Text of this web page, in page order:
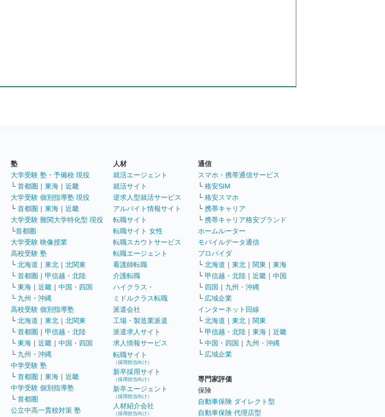
塾
大学受験 塾・予備校 現役
└ 首都圏 ｜ 東海 ｜ 近畿
大学受験 個別指導塾 現役
└ 首都圏 ｜ 東海 ｜ 近畿
大学受験 難関大学特化型 現役
└首都圏
大学受験 映像授業
高校受験 塾
└ 北海道 ｜ 東北 ｜ 北関東
└ 首都圏 ｜ 甲信越・北陸
└ 東海 ｜ 近畿 ｜ 中国・四国
└ 九州・沖縄
高校受験 個別指導塾
└ 北海道 ｜ 東北 ｜ 北関東
└ 首都圏 ｜ 甲信越・北陸
└ 東海 ｜ 近畿 ｜ 中国・四国
└ 九州・沖縄
中学受験 塾
└ 首都圏 ｜ 東海 ｜ 近畿
中学受験 個別指導塾
└ 首都圏
公立中高一貫校対策 塾
人材
就活エージェント
就活サイト
逆求人型就活サービス
アルバイト情報サイト
転職サイト
転職サイト 女性
転職スカウトサービス
転職エージェント
看護師転職
介護転職
ハイクラス・
ミドルクラス転職
派遣会社
工場・製造業派遣
派遣求人サイト
求人情報サービス
転職サイト
（採用担当向け）
新卒採用サイト
（採用担当向け）
新卒エージェント
（採用担当向け）
人材紹介会社
（採用担当向け）
通信
スマホ・携帯通信サービス
└ 格安SIM
└ 格安スマホ
└ 携帯キャリア
└ 携帯キャリア格安ブランド
ホームルーター
モバイルデータ通信
プロバイダ
└ 北海道 ｜ 東北 ｜ 関東 ｜ 東海
└ 甲信越・北陸 ｜ 近畿 ｜ 中国
└ 四国 ｜ 九州・沖縄
└ 広域企業
インターネット回線
└ 北海道 ｜ 東北 ｜ 関東
└ 甲信越・北陸 ｜ 東海 ｜ 近畿
└ 中国・四国 ｜ 九州・沖縄
└ 広域企業
専門家評価
保険
自動車保険 ダイレクト型
自動車保険 代理店型